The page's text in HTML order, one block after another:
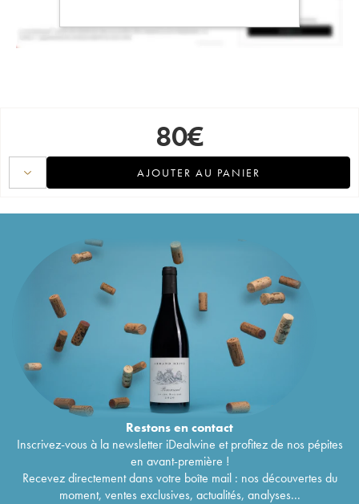
80€
AJOUTER AU PANIER
Restons encontact
Inscrivez-vous à la newsletter iDealwine et profitez de nos pépites
en avant-première !
Recevez directement dans votre boîte mail : nos découvertes du
moment, ventes exclusives, actualités, analyses...